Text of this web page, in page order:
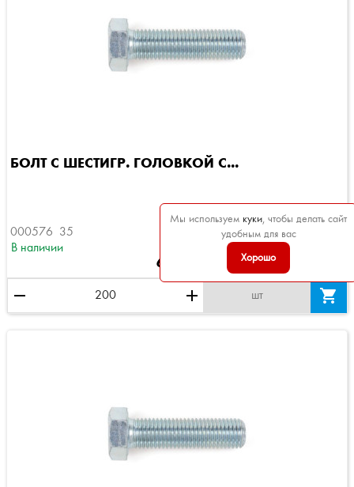
Мы используем куки, чтобы делать сайт
удобным для вас
Хорошо
БОЛТ С ШЕСТИГР. ГОЛОВКОЙ C...
000576  35
В наличии
6,15 ₽
remove add шт 